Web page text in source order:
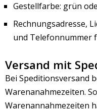
Gestellfarbe: grün
Rechnungsadresse,
und Telefonnummer
Versand mit
Bei Speditionsversand
Warenanahmezeiten.
Warenannahmezeiten